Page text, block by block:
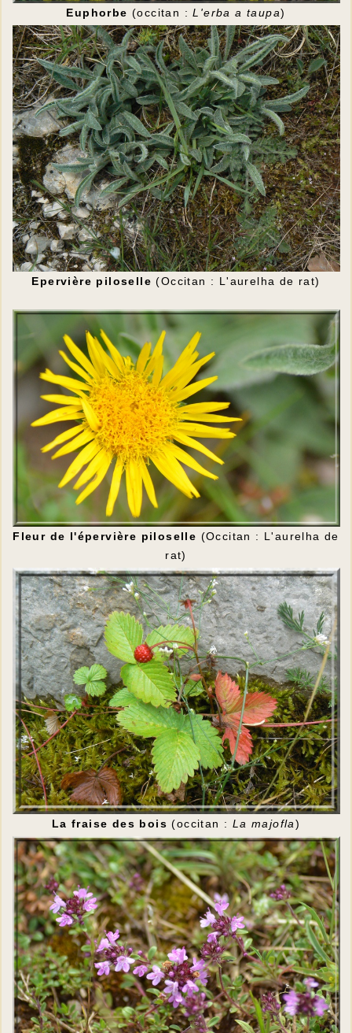
Euphorbe (occitan : L'erba a taupa)
Epervière piloselle (Occitan : L'aurelha de rat)
Fleur de l'épervière piloselle (Occitan : L'aurelha de
rat)
La fraise des bois(occitan : La majofla)